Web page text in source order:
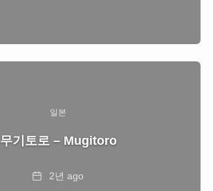
일본
무기토로 – Mugitoro
Date2년 ago